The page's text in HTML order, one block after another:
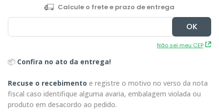
Não sei meu CEP
📦 Confira no ato da entrega!
Recuse o recebimento e registre o motivo no verso da nota
fiscal caso identifique alguma avaria, embalagem violada ou
produto em desacordo ao pedido.